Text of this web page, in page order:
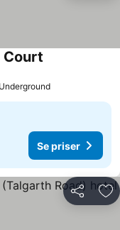
Court
Se priser
Del